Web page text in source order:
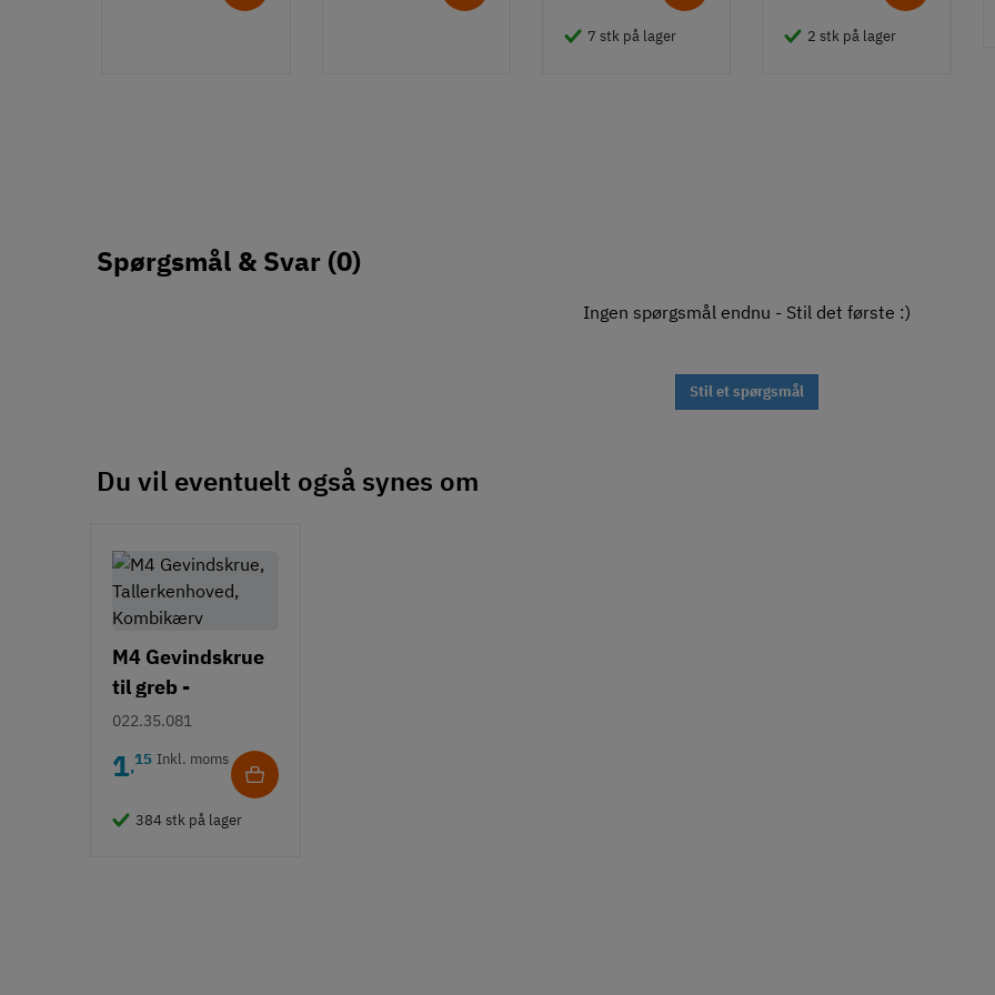
7 stk på lager 2 stk på lager
Spørgsmål & Svar (0)
Ingen spørgsmål endnu - Stil det første :)
Stil et spørgsmål
Du vil eventuelt også synes om
M4 Gevindskrue
til greb -
Tallerkenhoved -
Krydskærv
022.35.081
1,15 Inkl. moms
384 stk på lager